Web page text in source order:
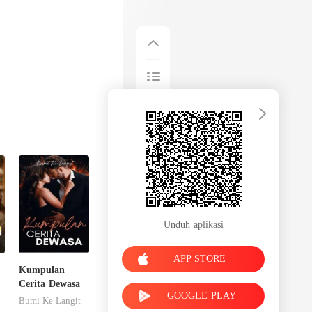
Kumpulan
Cerita Dewasa
Bumi Ke Langit
Unduh aplikasi
APP STORE
GOOGLE PLAY